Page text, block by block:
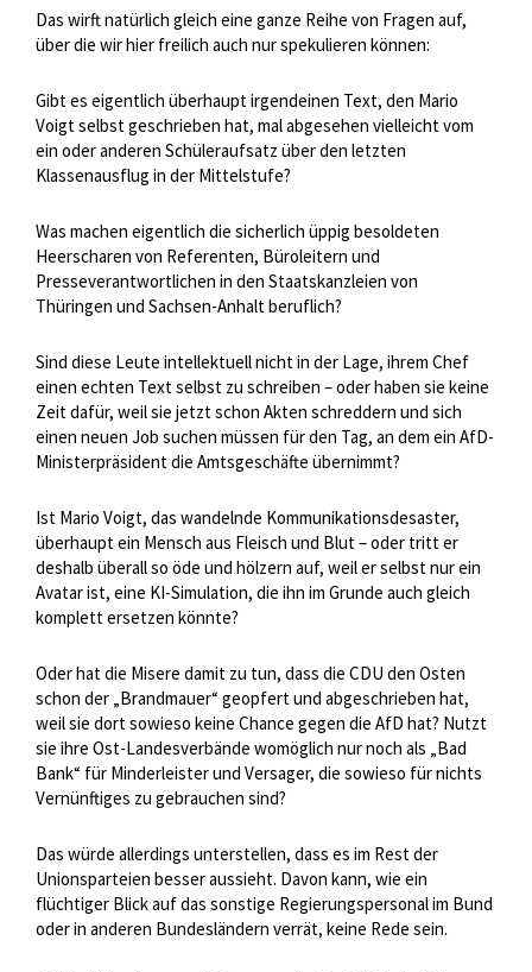
Das wirft natürlich gleich eine ganze Reihe von Fragen auf,
über die wir hier freilich auch nur spekulieren können:
Gibt es eigentlich überhaupt irgendeinen Text, den Mario
Voigt selbst geschrieben hat, mal abgesehen vielleicht vom
ein oder anderen Schüleraufsatz über den letzten
Klassenausflug in der Mittelstufe?
Was machen eigentlich die sicherlich üppig besoldeten
Heerscharen von Referenten, Büroleitern und
Presseverantwortlichen in den Staatskanzleien von
Thüringen und Sachsen-Anhalt beruflich?
Sind diese Leute intellektuell nicht in der Lage, ihrem Chef
einen echten Text selbst zu schreiben – oder haben sie keine
Zeit dafür, weil sie jetzt schon Akten schreddern und sich
einen neuen Job suchen müssen für den Tag, an dem ein AfD-
Ministerpräsident die Amtsgeschäfte übernimmt?
Ist Mario Voigt, das wandelnde Kommunikationsdesaster,
überhaupt ein Mensch aus Fleisch und Blut – oder tritt er
deshalb überall so öde und hölzern auf, weil er selbst nur ein
Avatar ist, eine KI-Simulation, die ihn im Grunde auch gleich
komplett ersetzen könnte?
Oder hat die Misere damit zu tun, dass die CDU den Osten
schon der „Brandmauer“ geopfert und abgeschrieben hat,
weil sie dort sowieso keine Chance gegen die AfD hat? Nutzt
sie ihre Ost-Landesverbände womöglich nur noch als „Bad
Bank“ für Minderleister und Versager, die sowieso für nichts
Vernünftiges zu gebrauchen sind?
Das würde allerdings unterstellen, dass es im Rest der
Unionsparteien besser aussieht. Davon kann, wie ein
flüchtiger Blick auf das sonstige Regierungspersonal im Bund
oder in anderen Bundesländern verrät, keine Rede sein.